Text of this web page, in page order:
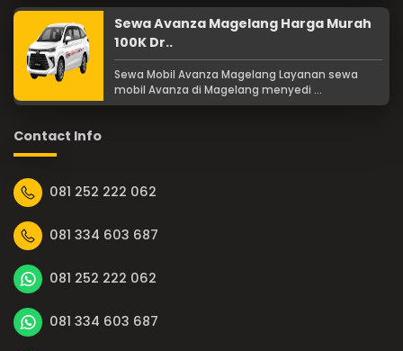
Sewa Avanza Magelang Harga Murah
100K Dr..
Sewa Mobil Avanza Magelang Layanan sewa
mobil Avanza di Magelang menyedi ...
Contact Info
081 252 222 062
081 334 603 687
081 252 222 062
081 334 603 687